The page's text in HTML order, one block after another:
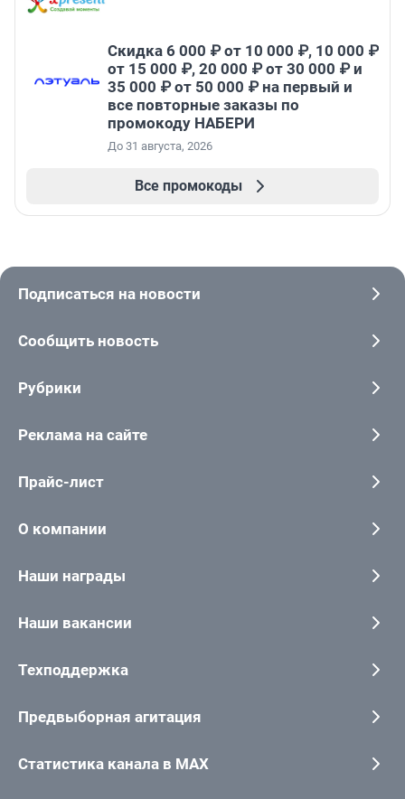
Скидка 6 000 ₽ от 10 000 ₽, 10 000 ₽
от 15 000 ₽, 20 000 ₽ от 30 000 ₽ и
35 000 ₽ от 50 000 ₽ на первый и
все повторные заказы по
промокоду НАБЕРИ
До 31 августа, 2026
Все промокоды
Подписаться на новости
Сообщить новость
Рубрики
Реклама на сайте
Прайс-лист
О компании
Наши награды
Наши вакансии
Техподдержка
Предвыборная агитация
Статистика канала в MAX